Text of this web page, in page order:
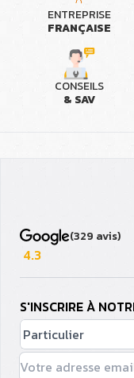
ENTREPRISE
FRANÇAISE
CONSEILS
& SAV
(329 avis)
4.3
S'INSCRIRE À